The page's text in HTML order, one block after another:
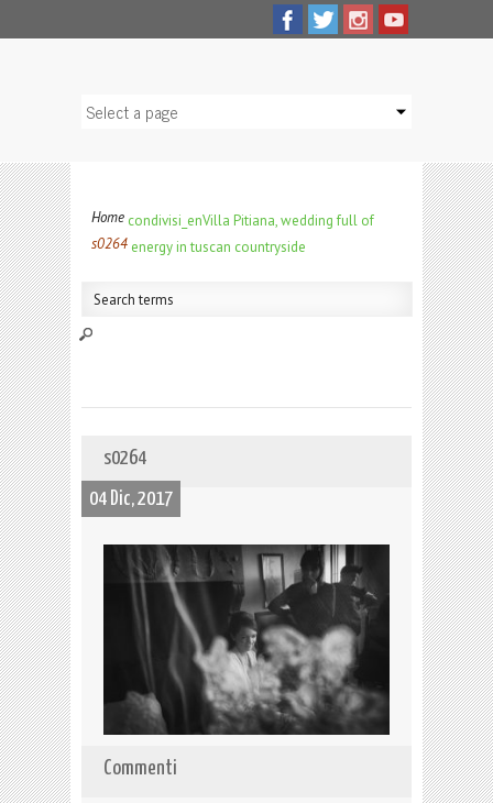
Home condivisi_enVilla Pitiana, wedding full of
energy in tuscan countryside
s0264
s0264
04 Dic, 2017
Commenti